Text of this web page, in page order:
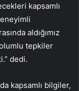
kapsamlı
aldığımız
tepkiler
dedi.
kapsamlı bilgiler,